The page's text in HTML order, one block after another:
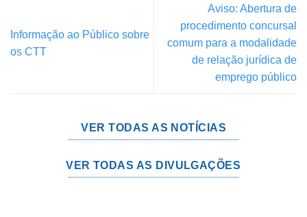
Informação ao Público sobre
os CTT
Aviso: Abertura de
procedimento concursal
comum para a modalidade
de relação jurídica de
emprego público
VER TODAS AS NOTÍCIAS
VER TODAS AS DIVULGAÇÕES